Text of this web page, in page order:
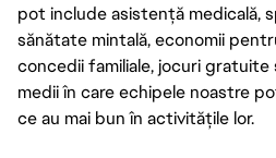
pot include asistență medicală,
sănătate mintală, economii
concedii familiale, jocuri gratuite
medii în care echipele noastre
ce au mai bun în activitățile lor.